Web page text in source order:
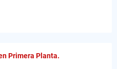
Primera Planta.